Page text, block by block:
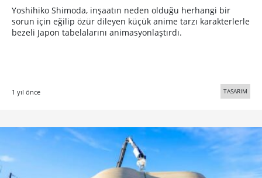
Yoshihiko Shimoda, inşaatın neden olduğu herhangi bir
sorun için eğilip özür dileyen küçük anime tarzı karakterlerle
bezeli Japon tabelalarını animasyonlaştırdı.
1 yıl önce TASARIM